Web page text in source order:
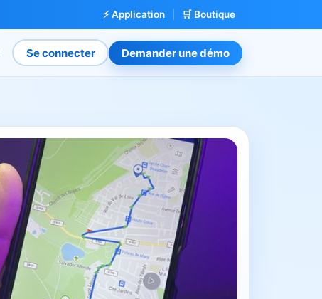
⚡ Application 🛒 Boutique
Se connecter Demander une démo